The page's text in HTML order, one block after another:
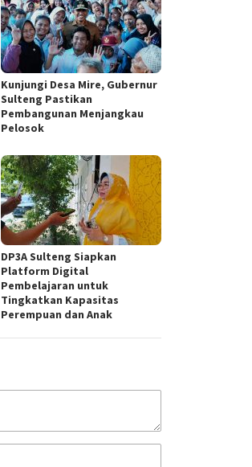
Kunjungi Desa Mire, Gubernur
Sulteng Pastikan
Pembangunan Menjangkau
Pelosok
DP3A Sulteng Siapkan
Platform Digital
Pembelajaran untuk
Tingkatkan Kapasitas
Perempuan dan Anak